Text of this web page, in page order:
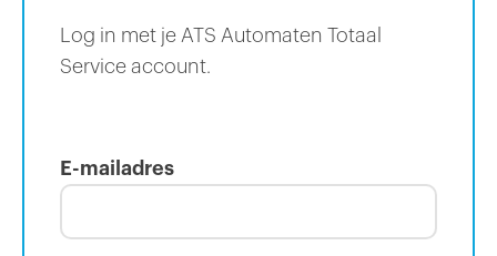
Log in met je ATS Automaten Totaal
Service account.
E-mailadres